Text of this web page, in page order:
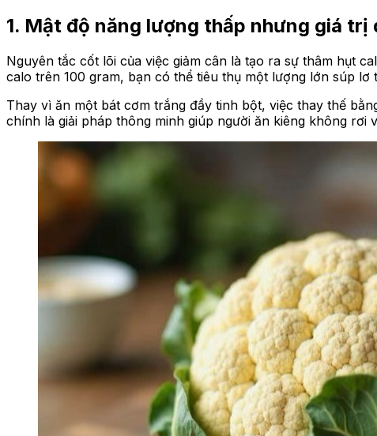
1. Mật độ năng lượng thấp nhưng giá trị
Nguyên tắc cốt lõi của việc giảm cân là tạo ra sự thâm hụt
calo trên 100 gram, bạn có thể tiêu thụ một lượng lớn súp
Thay vì ăn một bát cơm trắng đầy tinh bột, việc thay thế
chính là giải pháp thông minh giúp người ăn kiêng không rơi